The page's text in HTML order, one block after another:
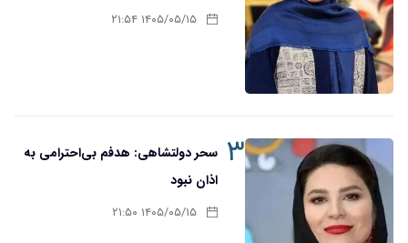
۱۴۰۵/۰۵/۱۵ ۲۱:۵۴
۳ سحر دولتشاهی: هدفم بی‌احترامی به
اذان نبود
۱۴۰۵/۰۵/۱۵ ۲۱:۵۰